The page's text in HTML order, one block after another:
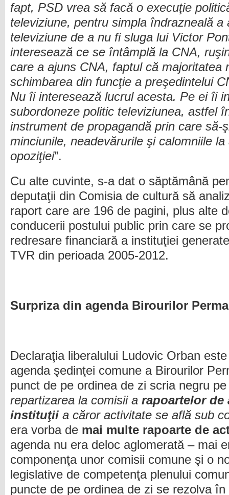
fapt, PSD vrea să facă o execuţie
televiziune, pentru simpla îndrazneală a
televiziune de a nu fi sluga lui Victor
interesează ce se întâmplă la CNA,
care a ajuns CNA, faptul că majoritatea
schimbarea din funcţie a preşedintelui
Nu îi interesează lucrul acesta. Pe ei îi
subordoneze politic televiziunea, astfel
instrument de propagandă prin care să-
minciunile, neadevărurile şi calomniile
opoziţiei”.
Cu alte cuvinte, s-a dat o săptămână
deputaţii din Comisia de cultură să
raport care are 196 de pagini, plus alte
conducerii postului public prin care se
redresare financiară a instituţiei
TVR din perioada 2005-2012.
Surpriza din agenda Birourilor
Declaraţia liberalului Ludovic Orban
agenda şedinţei comune a Birourilor
punct de pe ordinea de zi scria negru pe
repartizarea la comisii a rapoartelor de
instituţii a căror activitate se află sub
era vorba de mai multe rapoarte de
agenda nu era deloc aglomerată – mai
componenţa unor comisii comune şi o
legislative de competenţa plenului
puncte de pe ordinea de zi se rezolva